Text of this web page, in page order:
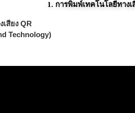
1. การพิมพ์เทคโนโลยีทางเ
สียง QR
Technology)